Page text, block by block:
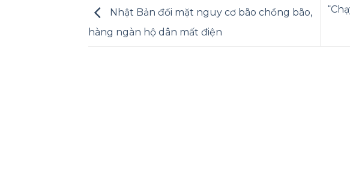
Nhật Bản đối mặt nguy cơ bão chồng bão,
hàng ngàn hộ dân mất điện